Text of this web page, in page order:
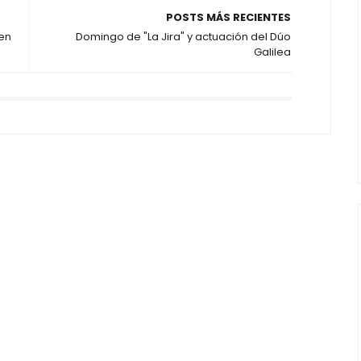
POSTS MÁS RECIENTES
Domingo de "La Jira" y actuación del Dúo
Galilea